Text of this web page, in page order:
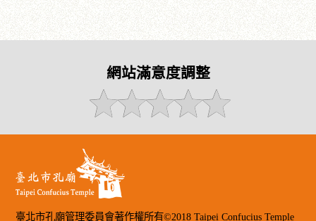
網站滿意度調整
臺北市孔廟管理委員會著作權所有©2018 Taipei Confucius Temple